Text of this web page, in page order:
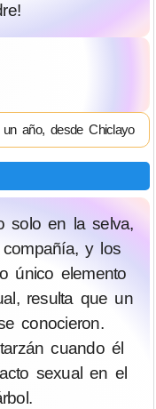
año, desde Chiclayo
solo en la selva,
y los
único elemento
resulta que un
conocieron.
cuando él
sexual en el